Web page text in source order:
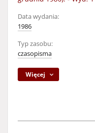
Data wydania:
1986
Typ zasobu:
czasopisma
Więcej